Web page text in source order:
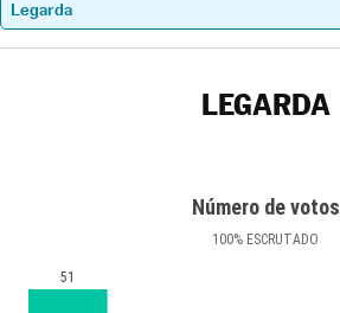
LEGARDA
Número de votos
100% ESCRUTADO
51